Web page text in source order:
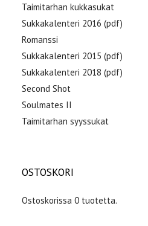
Taimitarhan kukkasukat
Sukkakalenteri 2016 (pdf)
Romanssi
Sukkakalenteri 2015 (pdf)
Sukkakalenteri 2018 (pdf)
Second Shot
Soulmates II
Taimitarhan syyssukat
OSTOSKORI
Ostoskorissa 0 tuotetta.